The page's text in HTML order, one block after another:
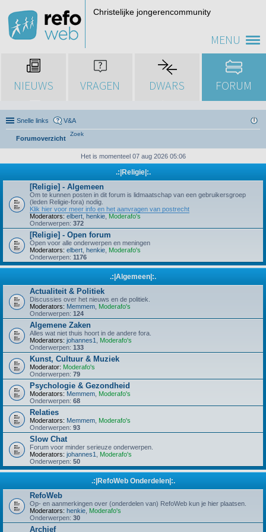
MENU
Christelijke jongerencommunity
NIEUWS VRAGEN DWARS FORUM
Snelle links V&A
Forumoverzicht
Zoek
Het is momenteel 07 aug 2026 05:06
.:|Religie|:.
[Religie] - Algemeen
Om te kunnen posten in dit forum is lidmaatschap van een gebruikersgroep
(leden Religie-fora) nodig.
Klik hier voor meer info en het aanvragen van postrecht
Moderators: elbert henkie Moderafo's
Onderwerpen: 372
[Religie] - Open forum
Open voor alle onderwerpen en meningen
Moderators: elbert henkie Moderafo's
Onderwerpen: 1176
.:|Algemeen|:.
Actualiteit & Politiek
Discussies over het nieuws en de politiek.
Moderators: Memmem Moderafo's
Onderwerpen: 124
Algemene Zaken
Alles wat niet thuis hoort in de andere fora.
Moderators: johannes1
Moderafo's
Onderwerpen: 133
Kunst, Cultuur & Muziek
Moderator: Moderafo's
Onderwerpen: 79
Psychologie & Gezondheid
Moderators: Memmem Moderafo's
Onderwerpen: 68
Relaties
Moderators: Memmem Moderafo's
Onderwerpen: 93
Slow Chat
Forum voor minder serieuze onderwerpen.
Moderators: johannes1
Moderafo's
Onderwerpen: 50
.:|RefoWeb Onderdelen|:.
RefoWeb
Op- en aanmerkingen over (onderdelen van) RefoWeb kun je hier plaatsen.
Moderators: henkie Moderafo's
Onderwerpen: 30
Archief